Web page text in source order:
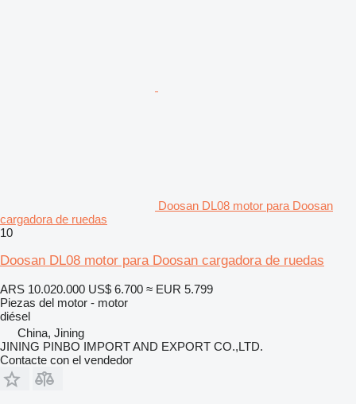
Doosan DL08 motor para Doosan
cargadora de ruedas
10
Doosan DL08 motor para Doosan cargadora de ruedas
ARS 10.020.000 US$ 6.700 ≈ EUR 5.799
Piezas del motor - motor
diésel
China, Jining
JINING PINBO IMPORT AND EXPORT CO.,LTD.
Contacte con el vendedor